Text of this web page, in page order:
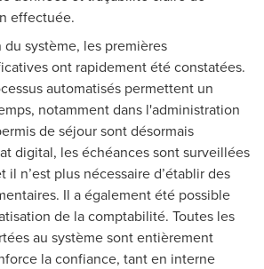
effectuée.
système, les premières
ont rapidement été constatées.
automatisés permettent un
notamment dans l'administration
de séjour sont désormais
digital, les échéances sont surveillées
n’est plus nécessaire d’établir des
Il a également été possible
de la comptabilité. Toutes les
au système sont entièrement
la confiance, tant en interne